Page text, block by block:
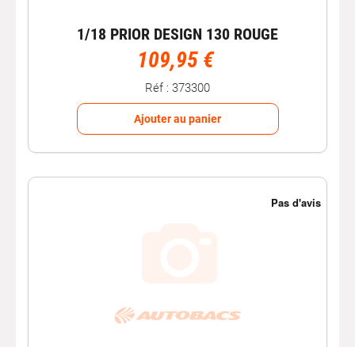
1/18 PRIOR DESIGN 130 ROUGE
109,95 €
Réf : 373300
Ajouter au panier